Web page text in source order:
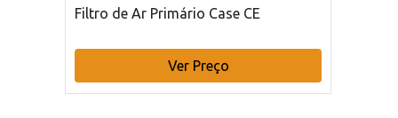
Filtro de Ar Primário Case CE
Ver Preço